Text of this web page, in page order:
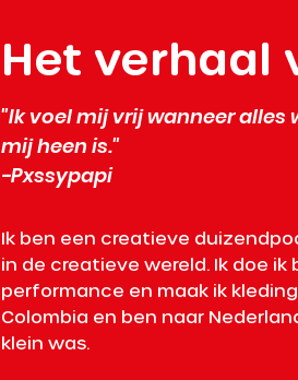
Het verhaal
"Ik voel mij vrij wanneer alles
mij heen is."
-Pxssypapi
Ik ben een creatieve
in de creatieve wereld. Ik doe ik
performance en maak ik
Colombia en ben naar
klein was.